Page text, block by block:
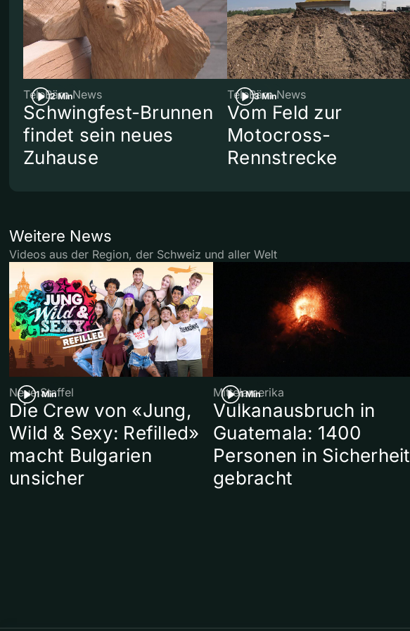
2 Min
TeleBärn News
Schwingfest-Brunnen
findet sein neues
Zuhause
3 Min
TeleBärn News
Vom Feld zur
Motocross-
Rennstrecke
Weitere News
Videos aus der Region, der Schweiz und aller Welt
1 Min
Neue Staffel
Die Crew von «Jung,
Wild & Sexy: Refilled»
macht Bulgarien
unsicher
1 Min
Mittelamerika
Vulkanausbruch in
Guatemala: 1400
Personen in Sicherheit
gebracht